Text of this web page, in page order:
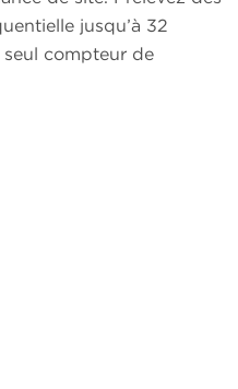
jusqu’à 32
seul compteur de